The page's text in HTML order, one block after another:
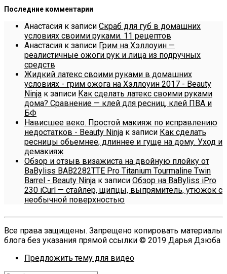
Последние комментарии
Анастасия к записи Скраб для губ в домашних
условиях своими руками. 11 рецептов
Анастасия к записи Грим на Хэллоуин —
реалистичные ожоги рук и лица из подручных
средств
Жидкий латекс своими руками в домашних
условиях - грим ожога на Хэллоуин 2017 - Beauty
Ninja к записи Как сделать латекс своими руками
дома? Сравнение — клей для ресниц, клей ПВА и
БФ
Нависшее веко. Простой макияж по исправлению
недостатков - Beauty Ninja к записи Как сделать
ресницы обьемнее, длиннее и гуще на дому. Уход и
демакияж
Обзор и отзыв визажиста на двойную плойку от
BaByliss BAB2282TTE Pro Titanium Tourmaline Twin
Barrel - Beauty Ninja к записи Обзор на BaByliss iPro
230 iCurl — стайлер, щипцы, выпрямитель, утюжок с
необычной поверхностью
Все права защищены. Запрещено копировать материалы
блога без указания прямой ссылки © 2019 Дарья Дзюба
Предложить тему для видео